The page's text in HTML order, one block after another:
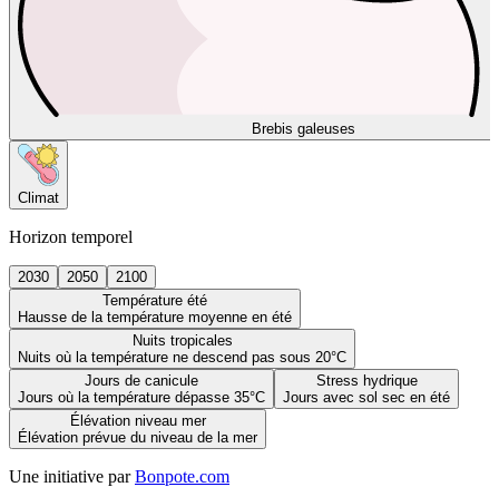
Brebis galeuses
Climat
Horizon temporel
2030 2050
2100
Température été
Hausse de la température moyenne en été
Nuits tropicales
Nuits où la température ne descend pas sous 20°C
Jours de canicule
Jours où la température dépasse 35°C
Stress hydrique
Jours avec sol sec en été
Élévation niveau mer
Élévation prévue du niveau de la mer
Une initiative par Bonpote.com